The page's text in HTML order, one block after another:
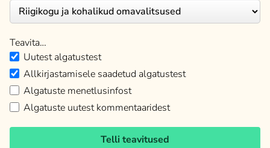
Teavita…
Uutest algatustest
Allkirjastamisele saadetud algatustest
Algatuste menetlusinfost
Algatuste uutest kommentaaridest
Telli teavitused